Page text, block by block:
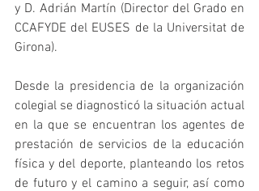
y D. Adrián Martín (Director del Grado en
CCAFYDE del EUSES de la Universitat de
Girona).
Desde la presidencia de la organización
colegial se diagnosticó la situación actual
en la que se encuentran los agentes de
prestación de servicios de la educación
física y del deporte, planteando los retos
de futuro y el camino a seguir, así como